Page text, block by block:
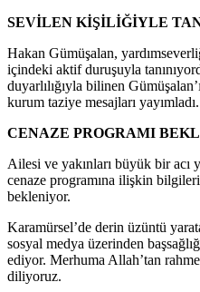
SEVİLEN KİŞİLİĞİYLE
Hakan Gümüşalan,
içindeki aktif duruşuyla
duyarlılığıyla bilinen
kurum taziye mesajları yayımladı.
CENAZE PROGRAMI
Ailesi ve yakınları büyük bir acı
cenaze programına ilişkin
bekleniyor.
Karamürsel’de derin üzüntü
sosyal medya üzerinden
ediyor. Merhuma Allah’tan
diliyoruz.